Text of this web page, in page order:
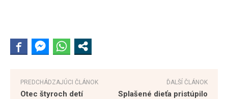
PREDCHÁDZAJÚCI ČLÁNOK
Otec štyroch detí
ĎALŠÍ ČLÁNOK
Splašené dieťa pristúpilo